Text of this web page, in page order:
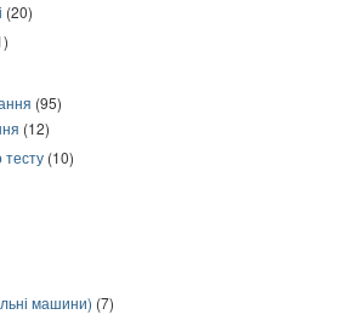
(20)
(95)
(12)
(10)
машини) (7)